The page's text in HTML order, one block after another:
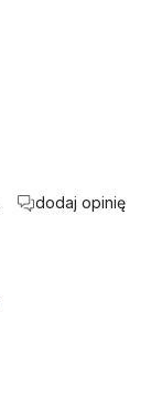
dodaj opinię